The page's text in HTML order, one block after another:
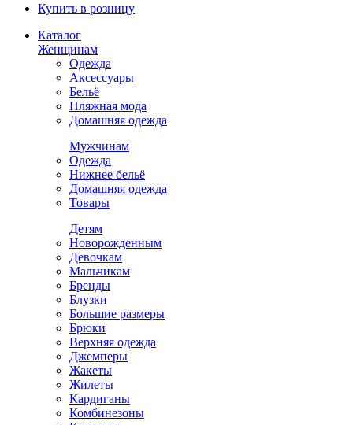
Купить в розницу
Каталог
Женщинам
Одежда
Аксессуары
Бельё
Пляжная мода
Домашняя одежда
Мужчинам
Одежда
Нижнее бельё
Домашняя одежда
Товары
Детям
Новорожденным
Девочкам
Мальчикам
Бренды
Блузки
Большие размеры
Брюки
Верхняя одежда
Джемперы
Жакеты
Жилеты
Кардиганы
Комбинезоны